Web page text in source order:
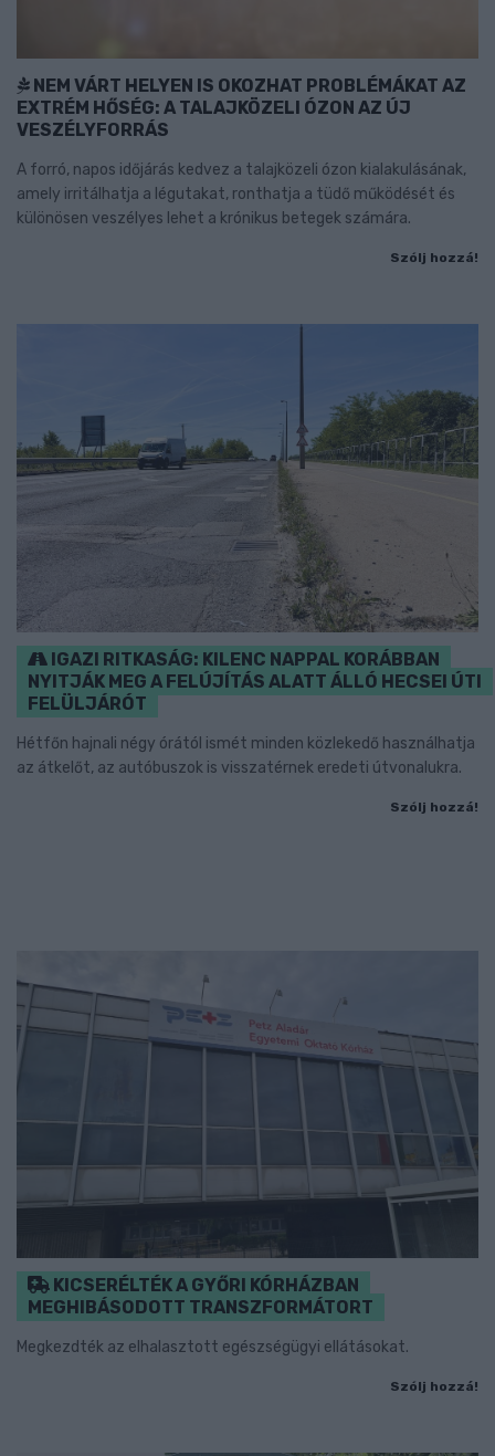
NEM VÁRT HELYEN IS OKOZHAT PROBLÉMÁKAT AZ
EXTRÉM HŐSÉG: A TALAJKÖZELI ÓZON AZ ÚJ
VESZÉLYFORRÁS
A forró, napos időjárás kedvez a talajközeli ózon kialakulásának,
amely irritálhatja a légutakat, ronthatja a tüdő működését és
különösen veszélyes lehet a krónikus betegek számára.
Szólj hozzá!
IGAZI RITKASÁG: KILENC NAPPAL KORÁBBAN
NYITJÁK MEG A FELÚJÍTÁS ALATT ÁLLÓ HECSEI ÚTI
FELÜLJÁRÓT
Hétfőn hajnali négy órától ismét minden közlekedő használhatja
az átkelőt, az autóbuszok is visszatérnek eredeti útvonalukra.
Szólj hozzá!
KICSERÉLTÉK A GYŐRI KÓRHÁZBAN
MEGHIBÁSODOTT TRANSZFORMÁTORT
Megkezdték az elhalasztott egészségügyi ellátásokat.
Szólj hozzá!